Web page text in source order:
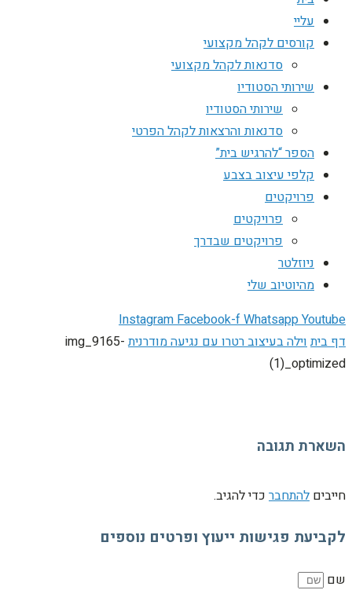
עליי
קורסים לקהל מקצועי
סדנאות לקהל מקצועי
שירותי הסטודיו
שירותי הסטודיו
סדנאות והרצאות לקהל הפרטי
הספר “להרגיש בית”
קלפי עיצוב בצבע
פרויקטים
פרויקטים
פרויקטים שבדרך
ניוזלטר
מהיוטיוב שלי
InstagramFacebook-fWhatsappYoutube
דף ביתוילה בעיצוב רטרו עם נגיעה מודרנית img_9165-
(1)_optimized
השארת תגובה
חייבים להתחבר כדי להגיב.
לקביעת פגישות ייעוץ ופרטים נוספים
שם